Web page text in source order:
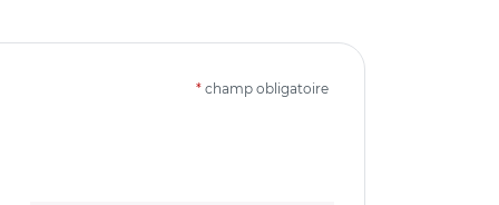
* champ obligatoire